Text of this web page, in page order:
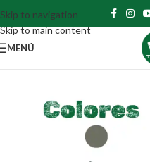
Skip to navigation
Skip to main content
MENÚ